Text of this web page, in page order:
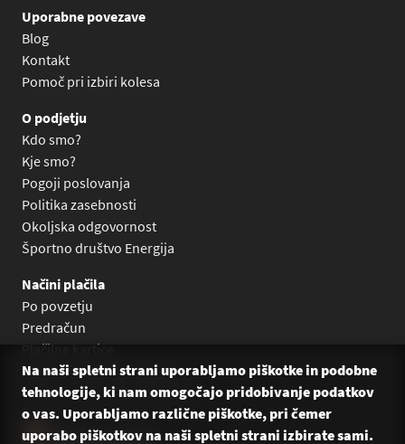
Uporabne povezave
Blog
Kontakt
Pomoč pri izbiri kolesa
O podjetju
Kdo smo?
Kje smo?
Pogoji poslovanja
Politika zasebnosti
Okoljska odgovornost
Športno društvo Energija
Načini plačila
Po povzetju
Predračun
Plačilne kartice
Plačilo na obroke Leanpay
Plačilo na obroke s karticami
Na naši spletni strani uporabljamo piškotke in podobne
tehnologije, ki nam omogočajo pridobivanje podatkov
o vas. Uporabljamo različne piškotke, pri čemer
uporabo piškotkov na naši spletni strani izbirate sami.